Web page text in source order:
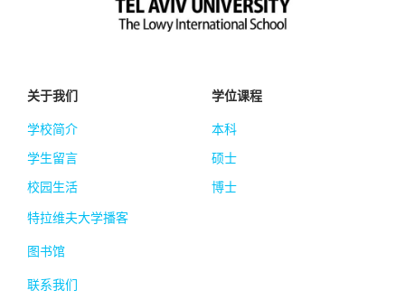
关于我们
学校简介
学生留言
校园生活
特拉维夫大学播客
图书馆
联系我们
学位课程
本科
硕士
博士